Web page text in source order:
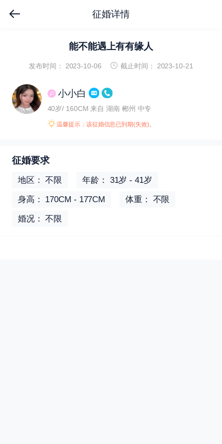
征婚详情
能不能遇上有有缘人
发布时间： 2023-10-06 截止时间： 2023-10-21
小小白
40岁/ 160CM 来自 湖南 郴州 中专
温馨提示：该征婚信息已到期(失效)。
征婚要求
地区： 不限 年龄： 31岁 - 41岁
身高： 170CM - 177CM 体重： 不限
婚况： 不限